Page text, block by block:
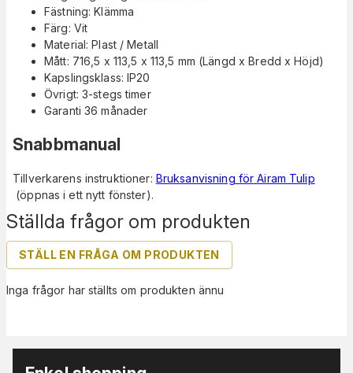
Ställda frågor om produkten
STÄLL EN FRÅGA OM PRODUKTEN
Inga frågor har ställts om produkten ännu
Fästning: Klämma
Färg: Vit
Material: Plast / Metall
Mått: 716,5 x 113,5 x 113,5 mm (Längd x Bredd x Höjd)
Kapslingsklass: IP20
Övrigt: 3-stegs timer
Garanti 36 månader
Snabbmanual
Tillverkarens instruktioner: Bruksanvisning för Airam Tulip
(öppnas i ett nytt fönster).